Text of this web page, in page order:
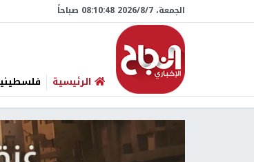
الجمعة، 7/‏8/‏2026 08:10:49 صباحاً
الرئيسية